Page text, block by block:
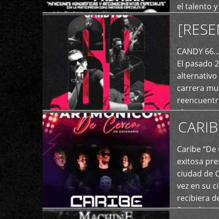
el talento
de las
CANDY
El pasado
alternativo
carrera
el exterior
+
Caribe
exitosa
ciudad de
vez en su
recibiera
Store los
+